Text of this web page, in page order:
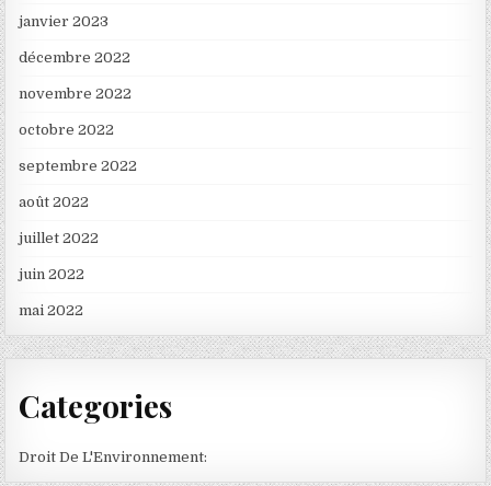
janvier 2023
décembre 2022
novembre 2022
octobre 2022
septembre 2022
août 2022
juillet 2022
juin 2022
mai 2022
Categories
Droit De L'Environnement: